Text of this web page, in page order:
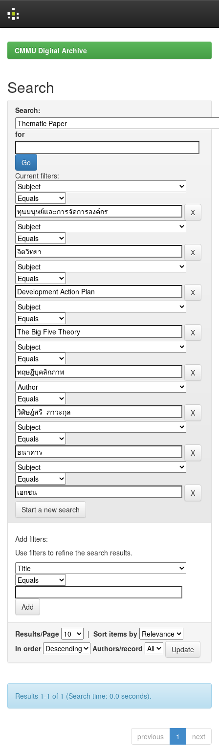
navigationCMMU Digital Archive
Search
Search:
for
Current filters:
Start a new search
Add filters:
Use filters to refine the search results.
Results/Page | Sort items by
In order
Authors/record
Results 1-1 of 1 (Search time: 0.0 seconds).
previous 1 next